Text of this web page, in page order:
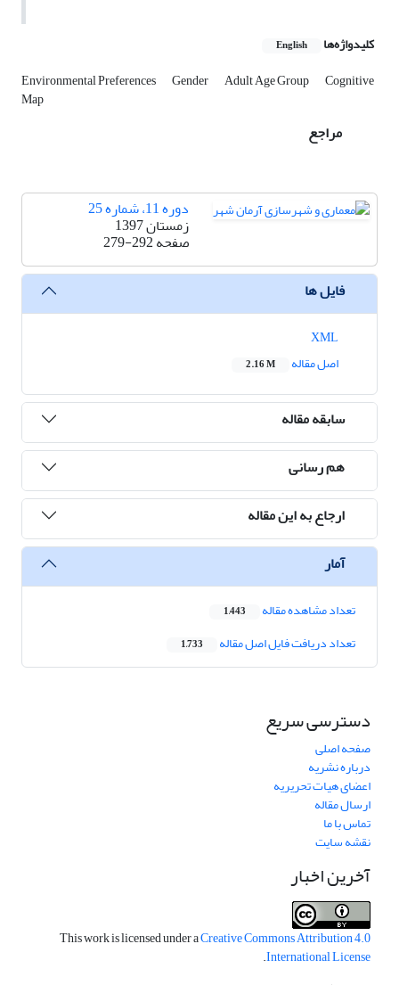
کلیدواژه‌ها English
Environmental Preferences Gender Adult Age Group Cognitive
Map
مراجع
دوره 11، شماره 25
زمستان 1397
صفحه279-292
فایل ها
اصل مقاله
2.16 M
سابقه مقاله
هم رسانی
ارجاع به این مقاله
آمار
تعداد مشاهده مقاله 1,443
تعداد دریافت فایل اصل مقاله 1,733
دسترسی سریع
صفحه اصلی
درباره نشریه
اعضای هیات تحریریه
ارسال مقاله
تماس با ما
نقشه سایت
آخرین اخبار
This work is licensed under aCreative Commons Attribution 4.0
International License
.